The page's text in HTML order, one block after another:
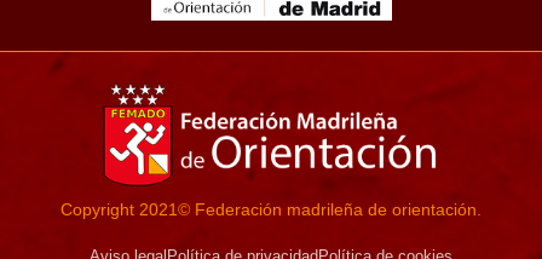
Copyright 2021© Federación madrileña de orientación.